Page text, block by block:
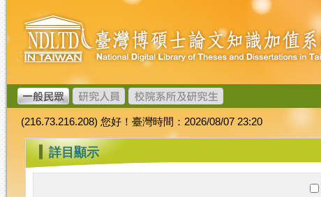
跳
到
主
要
內
容
臺
灣
博
碩
士
論
文
加
值
系
統
(216.73.216.208) 您好！臺灣時間：2026/08/07 23:20
::: 詳目顯示